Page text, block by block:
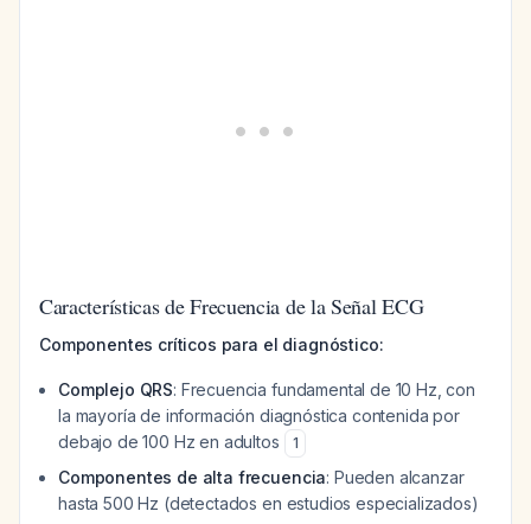
Características de Frecuencia de la Señal ECG
Componentes críticos para el diagnóstico:
Complejo QRS: Frecuencia fundamental de 10 Hz, con
la mayoría de información diagnóstica contenida por
debajo de 100 Hz en adultos
1
Componentes de alta frecuencia: Pueden alcanzar
hasta 500 Hz (detectados en estudios especializados)